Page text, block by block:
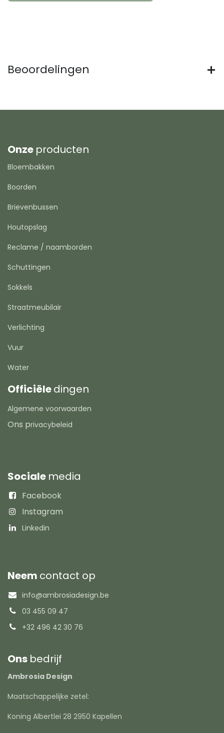
Beoordelingen
Onze producten
Bloembakken
Boorden
Brievenbussen
Houtopslag
Reclame / naamborden
Schuttingen
Sokkels
Straatmeubilair
Verlichting
Vuur
Water
Officiëledingen
Algemene voorwaarden
Ons privacybeleid
Sociale media
Facebook
Instagram
Linkedin
Neem contact op
info@ambrosiadesign.be
03 455 09 47
+32 496 42 30 76
Ons bedrijf
Ambrosia Design
Maatschappelijke zetel:
Koning Albertlei 28 2950 Kapellen